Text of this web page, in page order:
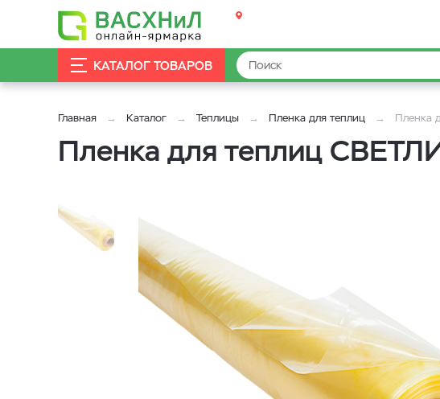
КАТАЛОГ ТОВАРОВ
Главная Каталог Теплицы Пленка для теплиц Пленка
Пленка для теплиц